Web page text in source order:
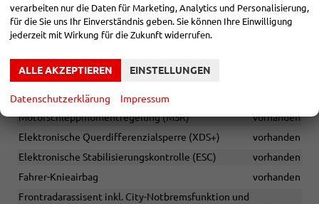
Sportline Sitzbezüge aus Stoff, Schwarz + Armaturentafel und
Türverkleidung Schwarz + Dekorleisten Piano-Black + Tür-
Dekor Carbon-Optik + Dachhimmel in Schwarz
Sportsitze vorn
Sitzbezüge Sportline Stoff schwarz
Kopfstützen vorne und hinten
Motorschleppmomentregelung (MSR)
vorhanden
Elektronische Querdifferenzialsperre (XDS+)
vorhanden
Elektronische Stabilisierungskontrolle (ESC)
vorhanden
Fahrer-Knieairbag
vorhanden
Frontradarassisent inkl. City-Notbremsfunktion und
verarbeiten nur die Daten für Marketing, Analytics und Personalisierung,
für die Sie uns Ihr Einverständnis geben. Sie können Ihre Einwilligung
jederzeit mit Wirkung für die Zukunft widerrufen.
ALLE AKZEPTIEREN EINSTELLUNGEN
Datenschutzerklärung Impressum